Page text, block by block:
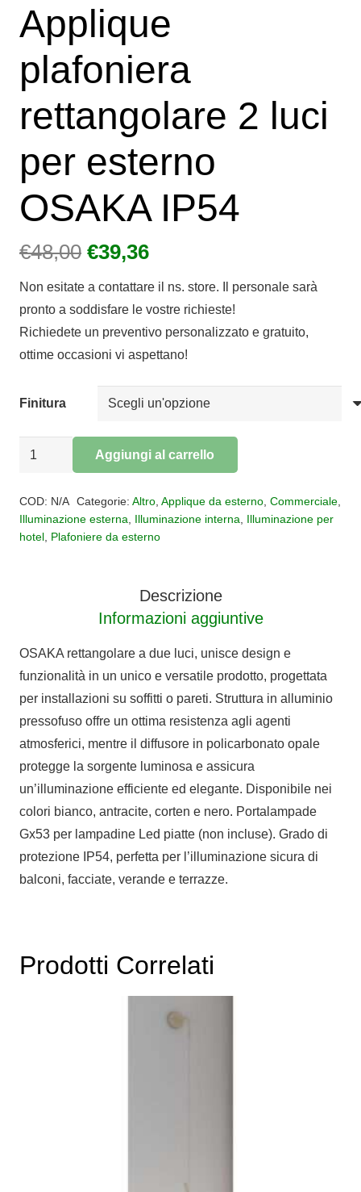
Applique
plafoniera
rettangolare 2 luci
per esterno
OSAKA IP54
€48,00 Il
originale
era:
€48,00.
€39,36Il
attuale
è:
€39,36.
Non esitate a contattare il ns. store. Il personale sarà
pronto a soddisfare le vostre richieste!
Richiedete un preventivo personalizzato e gratuito,
ottime occasioni vi aspettano!
Finitura
Applique
plafoniera
2
luci
quantità
Aggiungi al carrello
COD: N/A Categorie: Altro, Applique da esterno, Commerciale,
Illuminazione esterna
Illuminazione interna
Illuminazione per
hotel Plafoniere da esterno
Descrizione
Informazioni aggiuntive
OSAKA rettangolare a due luci, unisce design e
funzionalità in un unico e versatile prodotto, progettata
per installazioni su soffitti o pareti. Struttura in alluminio
pressofuso offre un ottima resistenza agli agenti
atmosferici, mentre il diffusore in policarbonato opale
protegge la sorgente luminosa e assicura
un’illuminazione efficiente ed elegante. Disponibile nei
colori bianco, antracite, corten e nero. Portalampade
Gx53 per lampadine Led piatte (non incluse). Grado di
protezione IP54, perfetta per l’illuminazione sicura di
balconi, facciate, verande e terrazze.
Prodotti Correlati